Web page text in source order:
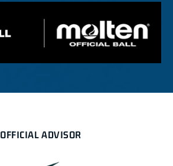
OFFICIAL ADVISOR